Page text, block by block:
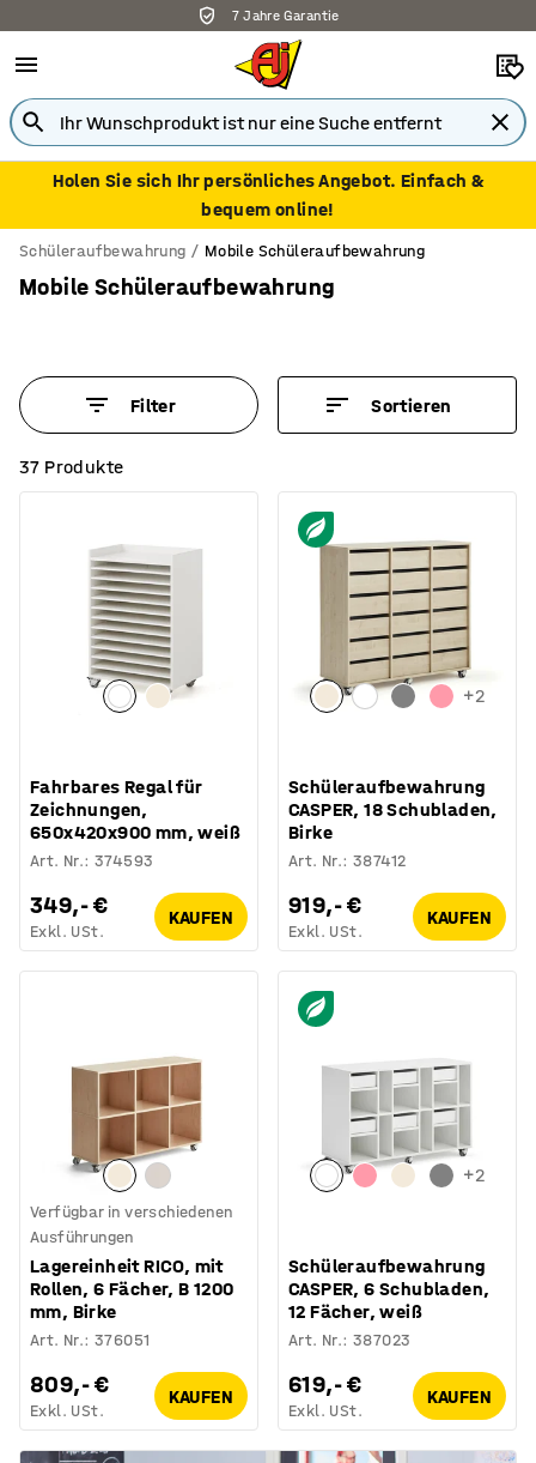
7 Jahre Garantie
Holen Sie sich Ihr persönliches Angebot. Einfach &
bequem online!
Schüleraufbewahrung Mobile Schüleraufbewahrung
Mobile Schüleraufbewahrung
Filter Sortieren
37 Produkte
Fahrbares Regal für
Zeichnungen,
650x420x900 mm, weiß
Art. Nr.:374593
349,- €
Exkl. USt.
KAUFEN
+2
Schüleraufbewahrung
CASPER, 18 Schubladen,
Birke
Art. Nr.:387412
919,- €
Exkl. USt.
KAUFEN
Verfügbar in verschiedenen
Ausführungen
Lagereinheit RICO, mit
Rollen, 6 Fächer, B 1200
mm, Birke
Art. Nr.:376051
809,- €
Exkl. USt.
KAUFEN
+2
Schüleraufbewahrung
CASPER, 6 Schubladen,
12 Fächer, weiß
Art. Nr.:387023
619,- €
Exkl. USt.
KAUFEN